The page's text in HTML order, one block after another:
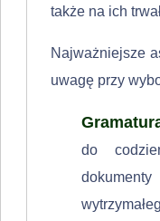
także na ich
Najważniejsze
uwagę przy
do